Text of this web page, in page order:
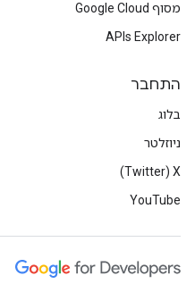
מסוף Google Cloud
APIs Explorer
התחבר
בלוג
ניוזלטר
X‏ (Twitter)
YouTube